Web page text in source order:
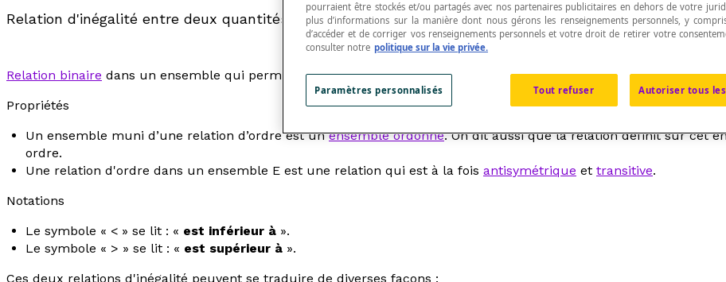
Relation d'inégalité entre deux quantités de valeurs différentes.
Relation binaire dans un ensemble qui permet de comparer ses éléments entre eux de manière cohérente.
Propriétés
Un ensemble muni d’une relation d’ordre est unensemble ordonné. On dit aussi que la relation définit sur cet
ordre.
Une relation d'ordre dans un ensemble E est une relation qui est à la fois antisymétrique et transitive.
Notations
Le symbole « < » se lit : « est inférieur à ».
Le symbole « > » se lit : « est supérieur à ».
Ces deux relations d'inégalité peuvent se traduire de diverses façons :
pourraient être stockés et/ou partagés avec nos partenaires publicitaires en dehors de votre
plus d’informations sur la manière dont nous gérons les renseignements personnels, y
d’accéder et de corriger vos renseignements personnels et votre droit de retirer votre
consulter notre politique sur la vie privée.
Tout refuser Autoriser tous
Paramètres personnalisés